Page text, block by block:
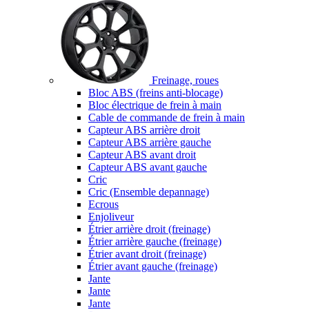
Freinage, roues
Bloc ABS (freins anti-blocage)
Bloc électrique de frein à main
Cable de commande de frein à main
Capteur ABS arrière droit
Capteur ABS arrière gauche
Capteur ABS avant droit
Capteur ABS avant gauche
Cric
Cric (Ensemble depannage)
Ecrous
Enjoliveur
Étrier arrière droit (freinage)
Étrier arrière gauche (freinage)
Étrier avant droit (freinage)
Étrier avant gauche (freinage)
Jante
Jante
Jante